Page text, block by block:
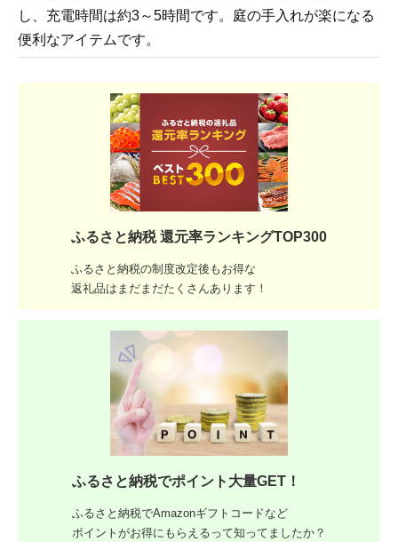
し、充電時間は約3～5時間です。庭の手入れが楽になる
便利なアイテムです。
ふるさと納税 還元率ランキングTOP300
ふるさと納税の制度改定後もお得な
返礼品はまだまだたくさんあります！
ふるさと納税でポイント大量GET！
ふるさと納税でAmazonギフトコードなど
ポイントがお得にもらえるって知ってましたか？